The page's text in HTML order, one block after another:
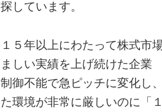
探しています。
１５年以上にわたって株式市
ましい実績を上げ続けた企業
制御不能で急ピッチに変化し
た環境が非常に厳しいのに「